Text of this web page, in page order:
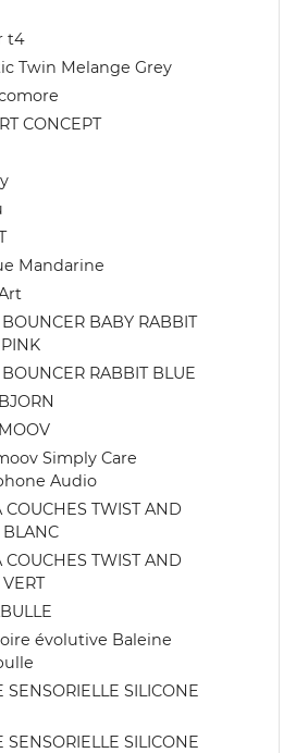
t4
Twin Melange Grey
CONCEPT
Mandarine
BABY RABBIT
RABBIT BLUE
Simply Care
Audio
COUCHES TWIST AND
BLANC
COUCHES TWIST AND
évolutive Baleine
SENSORIELLE SILICONE
SENSORIELLE SILICONE